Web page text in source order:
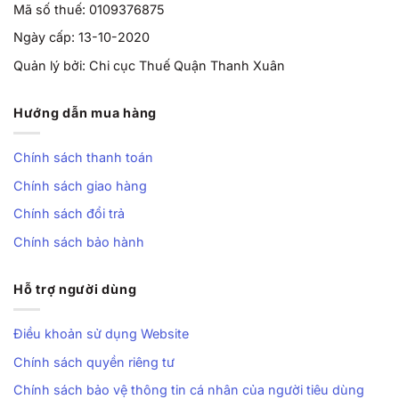
Mã số thuế: 0109376875
Ngày cấp: 13-10-2020
Quản lý bởi: Chi cục Thuế Quận Thanh Xuân
Hướng dẫn mua hàng
Chính sách thanh toán
Chính sách giao hàng
Chính sách đổi trả
Chính sách bảo hành
Hỗ trợ người dùng
Điều khoản sử dụng Website
Chính sách quyền riêng tư
Chính sách bảo vệ thông tin cá nhân của người tiêu dùng